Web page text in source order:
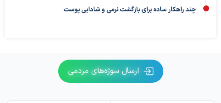
چند راهکار ساده برای بازگشت نرمی و شادابی پوست
ارسال سوژه‌های مردمی